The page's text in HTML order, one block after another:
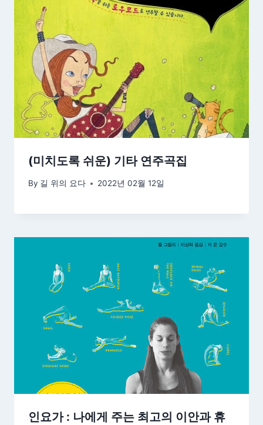
(미치도록 쉬운) 기타 연주곡집
By 길 위의 요다 2022년 02월 12일
인요가 : 나에게 주는 최고의 이안과 휴